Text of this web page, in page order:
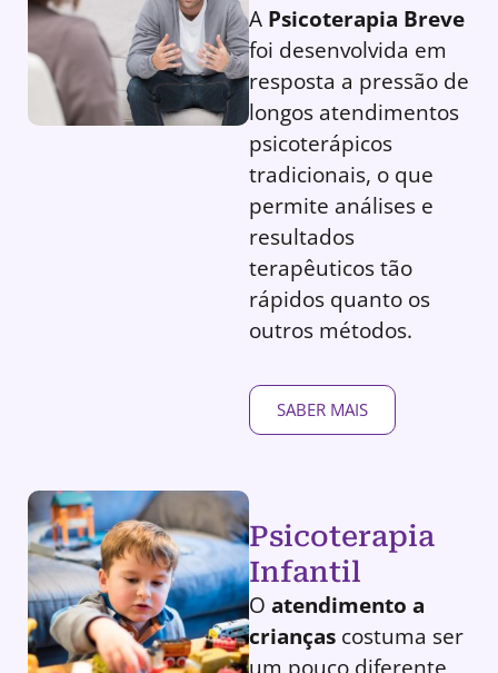
A Psicoterapia Breve
foi desenvolvida em
resposta a pressão de
longos atendimentos
psicoterápicos
tradicionais, o que
permite análises e
resultados
terapêuticos tão
rápidos quanto os
outros métodos.
SABER MAIS
Psicoterapia
Infantil
O atendimento a
crianças costuma ser
um pouco diferente